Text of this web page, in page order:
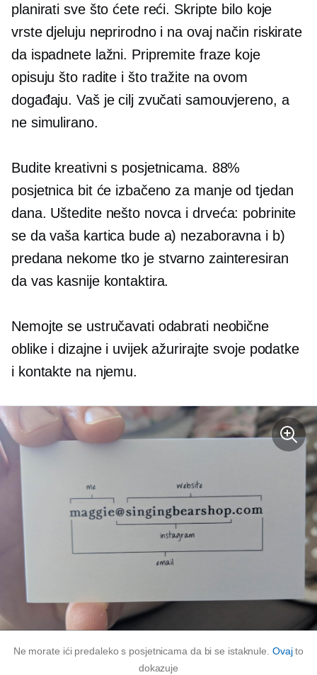
planirati sve što ćete reći. Skripte bilo koje
vrste djeluju neprirodno i na ovaj način riskirate
da ispadnete lažni. Pripremite fraze koje
opisuju što radite i što tražite na ovom
događaju. Vaš je cilj zvučati samouvjereno, a
ne simulirano.
Budite kreativni s posjetnicama. 88%
posjetnica bit će izbačeno za manje od tjedan
dana. Uštedite nešto novca i drveća: pobrinite
se da vaša kartica bude a) nezaboravna i b)
predana nekome tko je stvarno zainteresiran
da vas kasnije kontaktira.
Nemojte se ustručavati odabrati neobične
oblike i dizajne i uvijek ažurirajte svoje podatke
i kontakte na njemu.
Ne morate ići predaleko s posjetnicama da bi se istaknule. Ovajto
dokazuje